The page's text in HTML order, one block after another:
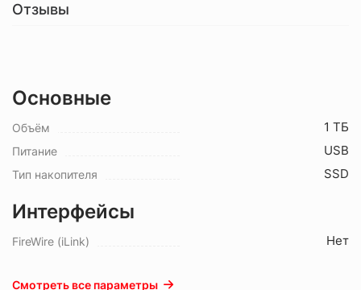
Отзывы
Основные
Объём 1 ТБ
Питание USB
Тип накопителя SSD
Интерфейсы
FireWire (iLink) Нет
Смотреть все параметры